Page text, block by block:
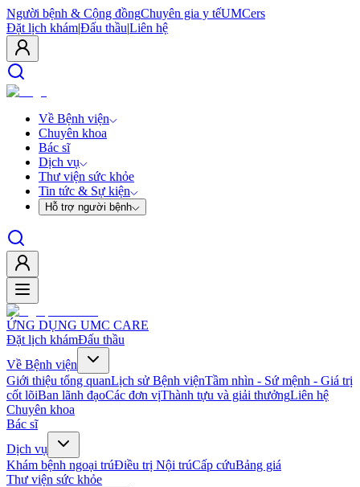
Người bệnh & Cộng đồngChuyên gia y tếUMCers
Đặt lịch khám|Đấu thầu|Liên hệ
Về Bệnh viện
Chuyên khoa
Bác sĩ
Dịch vụ
Thư viện sức khỏe
Tin tức & Sự kiện
Hỗ trợ người bệnh
ỨNG DỤNG UMC CARE
Đặt lịch khámĐấu thầu
Về Bệnh viện
Giới thiệu tổng quanLịch sử Bệnh việnTầm nhìn - Sứ mệnh - Giá trị
cốt lõiBan lãnh đạoCác đơn vịThành tựu và giải thưởngLiên hệ
Chuyên khoa
Bác sĩ
Dịch vụ
Khám bệnh ngoại trúĐiều trị Nội trúCấp cứuBảng giá
Thư viện sức khỏe